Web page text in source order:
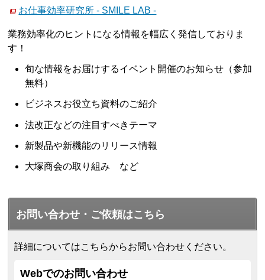
お仕事効率研究所 - SMILE LAB -
業務効率化のヒントになる情報を幅広く発信しておりま
す！
旬な情報をお届けするイベント開催のお知らせ（参加
無料）
ビジネスお役立ち資料のご紹介
法改正などの注目すべきテーマ
新製品や新機能のリリース情報
大塚商会の取り組み など
お問い合わせ・ご依頼はこちら
詳細についてはこちらからお問い合わせください。
Webでのお問い合わせ